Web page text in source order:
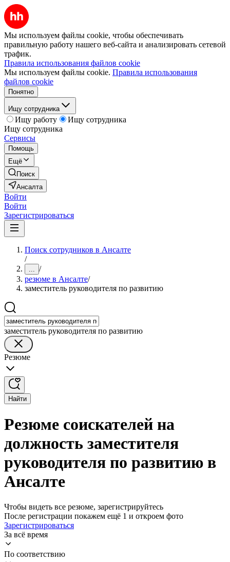
Мы используем файлы cookie, чтобы обеспечивать
правильную работу нашего веб-сайта и анализировать сетевой
трафик.
Правила использования файлов cookie
Мы используем файлы cookie. Правила использования
файлов cookie
Понятно
Ищу сотрудника
Ищу работу
Ищу сотрудника
Ищу сотрудника
Сервисы
Помощь
Ещё
Поиск
Ансалта
Войти
Войти
Зарегистрироваться
Поиск сотрудников в Ансалте
/
... /
резюме в Ансалте/
заместитель руководителя по развитию
заместитель руководителя по развитию
Резюме
Найти
Резюме соискателей на
должность заместителя
руководителя по развитию в
Ансалте
Чтобы видеть все резюме, зарегистрируйтесь
После регистрации покажем ещё 1 и откроем фото
Зарегистрироваться
За всё время
По соответствию